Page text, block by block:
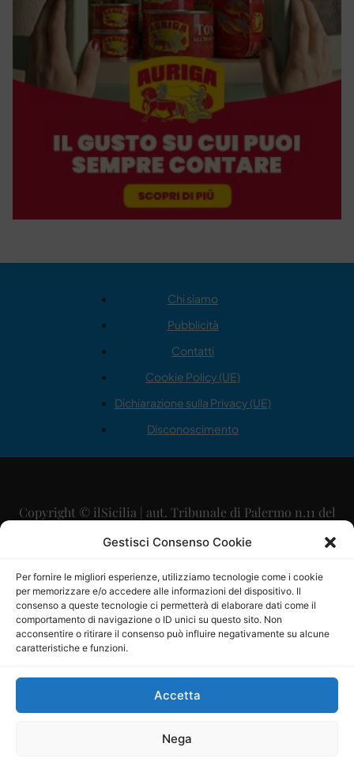
Gestisci Consenso Cookie
Per fornire le migliori esperienze, utilizziamo tecnologie come i cookie
per memorizzare e/o accedere alle informazioni del dispositivo. Il
consenso a queste tecnologie ci permetterà di elaborare dati come il
comportamento di navigazione o ID unici su questo sito. Non
acconsentire o ritirare il consenso può influire negativamente su alcune
caratteristiche e funzioni.
Accetta
Nega
Chi siamo
Pubblicità
Contatti
Cookie Policy (UE)
Dichiarazione sulla Privacy (UE)
Disconoscimento
Copyright © ilSicilia | aut. Tribunale di Palermo n.11 del
29/09/2015
Direttore Editoriale: Maurizio Scaglione
Direttore Responsabile: Maria Calabrese
P.IVA: 06334930820
Mercurio Comunicazione Società Cooperativa a r.l. è
iscritta al Registro degli Operatori di Comunicazione al